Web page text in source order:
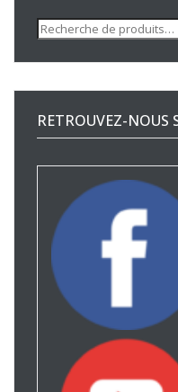
Recherche
pour :
RETROUVEZ-NOUS